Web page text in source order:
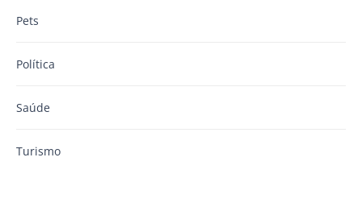
Pets
Política
Saúde
Turismo